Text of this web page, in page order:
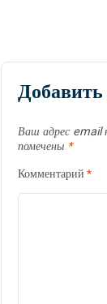
Ваш адрес email
помечены *
Комментарий *